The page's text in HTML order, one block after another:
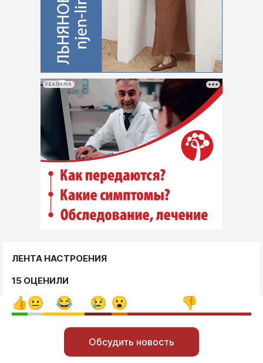
РЕКЛАМА
ЛЕНТА НАСТРОЕНИЯ
15 ОЦЕНИЛИ
Обсудить новость